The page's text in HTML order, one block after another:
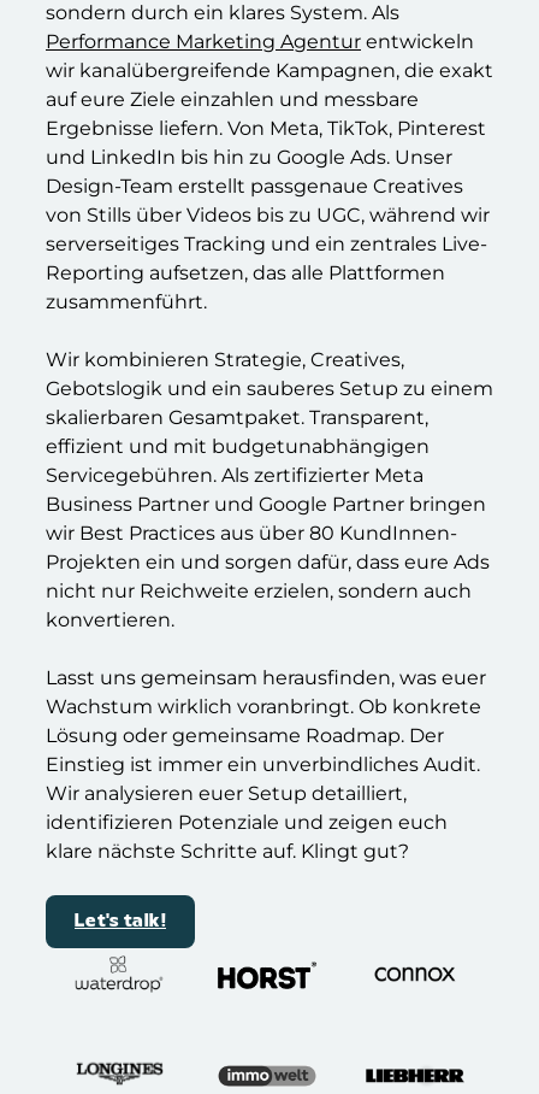
sondern durch ein klares System. Als
Performance Marketing Agentur entwickeln
wir kanalübergreifende Kampagnen, die exakt
auf eure Ziele einzahlen und messbare
Ergebnisse liefern. Von Meta, TikTok, Pinterest
und LinkedIn bis hin zu Google Ads. Unser
Design-Team erstellt passgenaue Creatives
von Stills über Videos bis zu UGC, während wir
serverseitiges Tracking und ein zentrales Live-
Reporting aufsetzen, das alle Plattformen
zusammenführt.
Wir kombinieren Strategie, Creatives,
Gebotslogik und ein sauberes Setup zu einem
skalierbaren Gesamtpaket. Transparent,
effizient und mit budgetunabhängigen
Servicegebühren. Als zertifizierter Meta
Business Partner und Google Partner bringen
wir Best Practices aus über 80 KundInnen-
Projekten ein und sorgen dafür, dass eure Ads
nicht nur Reichweite erzielen, sondern auch
konvertieren.
Lasst uns gemeinsam herausfinden, was euer
Wachstum wirklich voranbringt. Ob konkrete
Lösung oder gemeinsame Roadmap. Der
Einstieg ist immer ein unverbindliches Audit.
Wir analysieren euer Setup detailliert,
identifizieren Potenziale und zeigen euch
klare nächste Schritte auf. Klingt gut?
Let's talk!